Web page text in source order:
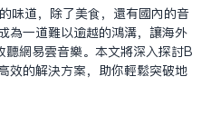
味道，除了美食，还有国内的音
为一道难以逾越的鸿沟，让海外
网易云音乐。本文将深入探讨B
效的解决方案，助你轻松突破地